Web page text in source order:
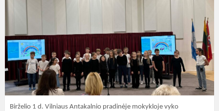
Birželio 1 d. Vilniaus Antakalnio pradinėje mokykloje vyko